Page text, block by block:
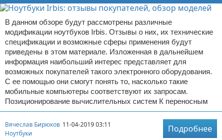
В данном обзоре будут рассмотрены различные
модификации ноутбуков Irbis. Отзывы о них, их технические
спецификации и возможные сферы применения будут
приведены в этом материале. Изложенная в дальнейшем
информация наибольший интерес представляет для
возможных покупателей такого электронного оборудования.
С ее помощью они смогут понять то, насколько такие
мобильные компьютеры соответствуют их запросам.
Позиционирование вычислительных систем К переносным
Вячеслав Бирюков 11-04-2019 03:11
Ноутбуки
Подробнее